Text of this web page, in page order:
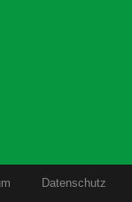
Datenschutz